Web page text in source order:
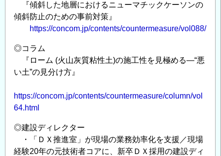
『傾斜した地層におけるニューマチックケーソンの
傾斜防止のための事前対策』
https://concom.jp/contents/countermeasure/vol088/
◎コラム
『ローム (火山灰質粘性土)の施工性を見極める—“悪
い土”の見分け方』
https://concom.jp/contents/countermeasure/column/vol
64.html
◎建設ディレクター
・「ＤＸ推進室」が現場の業務効率化を支援／現場
経験20年の元技術者コアに、新卒ＤＸ採用の建設ディ